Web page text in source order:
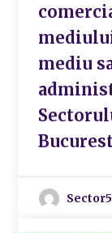
mediu